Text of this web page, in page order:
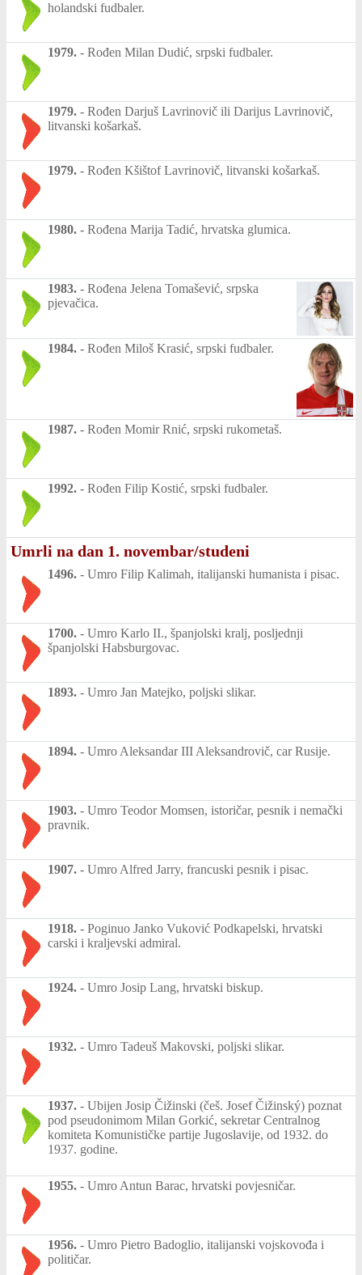
holandski fudbaler.
1979. - Rođen Milan Dudić, srpski fudbaler.
1979. - Rođen Darjuš Lavrinovič ili Darijus Lavrinovič,
litvanski košarkaš.
1979. - Rođen Kšištof Lavrinovič, litvanski košarkaš.
1980. - Rođena Marija Tadić, hrvatska glumica.
1983. - Rođena Jelena Tomašević, srpska
pjevačica.
1984. - Rođen Miloš Krasić, srpski fudbaler.
1987. - Rođen Momir Rnić, srpski rukometaš.
1992. - Rođen Filip Kostić, srpski fudbaler.
Umrli na dan 1. novembar/studeni
1496. - Umro Filip Kalimah, italijanski humanista i pisac.
1700. - Umro Karlo II., španjolski kralj, posljednji
španjolski Habsburgovac.
1893. - Umro Jan Matejko, poljski slikar.
1894. - Umro Aleksandar III Aleksandrovič, car Rusije.
1903. - Umro Teodor Momsen, istoričar, pesnik i nemački
pravnik.
1907. - Umro Alfred Jarry, francuski pesnik i pisac.
1918. - Poginuo Janko Vuković Podkapelski, hrvatski
carski i kraljevski admiral.
1924. - Umro Josip Lang, hrvatski biskup.
1932. - Umro Tadeuš Makovski, poljski slikar.
1937. - Ubijen Josip Čižinski (češ. Josef Čižinský) poznat
pod pseudonimom Milan Gorkić, sekretar Centralnog
komiteta Komunističke partije Jugoslavije, od 1932. do
1937. godine.
1955. - Umro Antun Barac, hrvatski povjesničar.
1956. - Umro Pietro Badoglio, italijanski vojskovođa i
političar.